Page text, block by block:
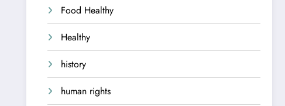
Food Healthy
Healthy
history
human rights